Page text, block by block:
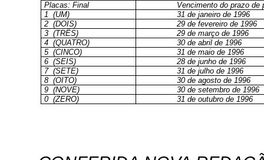
Placas: Final
Vencimento do prazo de
1 (UM)
31 de janeiro de 1996
2 (DOIS)
29 de fevereiro de 1996
3 (TRÊS)
29 de março de 1996
4 (QUATRO)
30 de abril de 1996
5 (CINCO)
31 de maio de 1996
6 (SEIS)
28 de junho de 1996
7 (SETE)
31 de julho de 1996
8 (OITO)
30 de agosto de 1996
9 (NOVE)
30 de setembro de 1996
0 (ZERO) 31 de outubro de 1996